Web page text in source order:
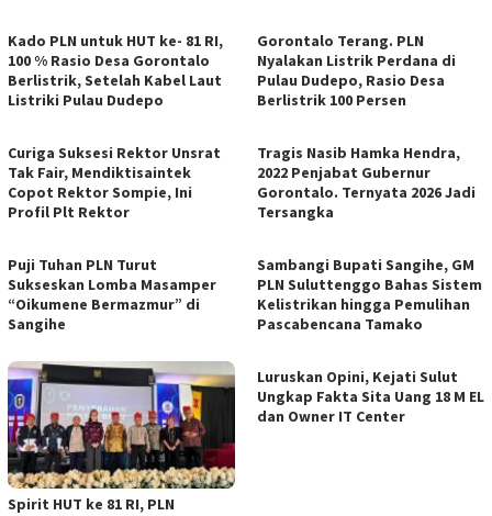
Kado PLN untuk HUT ke- 81 RI,
100 % Rasio Desa Gorontalo
Berlistrik, Setelah Kabel Laut
Listriki Pulau Dudepo
Gorontalo Terang. PLN
Nyalakan Listrik Perdana di
Pulau Dudepo, Rasio Desa
Berlistrik 100 Persen
Curiga Suksesi Rektor Unsrat
Tak Fair, Mendiktisaintek
Copot Rektor Sompie, Ini
Profil Plt Rektor
Tragis Nasib Hamka Hendra,
2022 Penjabat Gubernur
Gorontalo. Ternyata 2026 Jadi
Tersangka
Puji Tuhan PLN Turut
Sukseskan Lomba Masamper
“Oikumene Bermazmur” di
Sangihe
Sambangi Bupati Sangihe, GM
PLN Suluttenggo Bahas Sistem
Kelistrikan hingga Pemulihan
Pascabencana Tamako
Spirit HUT ke 81 RI, PLN
Luruskan Opini, Kejati Sulut
Ungkap Fakta Sita Uang 18 M EL
dan Owner IT Center